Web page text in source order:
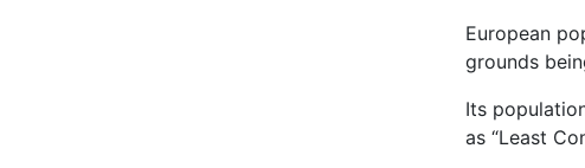
European
grounds
Its
as “Least